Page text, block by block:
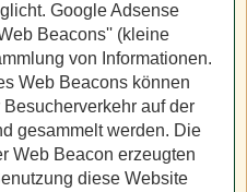
Google Adsense
Beacons'' (kleine
von Informationen.
Web Beacons können
auf der
gesammelt werden. Die
Web Beacon erzeugten
diese Website